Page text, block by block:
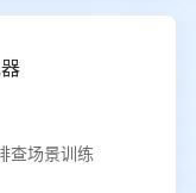
查场景训练